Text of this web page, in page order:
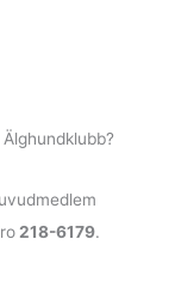
218-6179.